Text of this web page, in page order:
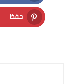
Facebook
حفظ
Pinterest